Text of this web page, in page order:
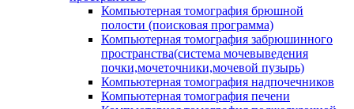
Компьютерная томография брюшной
полости (поисковая программа)
Компьютерная томография забрюшинного
пространства(система мочевыведения
почки,мочеточники,мочевой пузырь)
Компьютерная томография надпочечников
Компьютерная томография печени